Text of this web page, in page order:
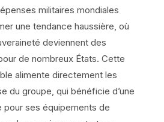
militaires mondiales
une tendance haussière, où
deviennent des
de nombreux États. Cette
alimente directement les
du groupe, qui bénéficie d’une
pour ses équipements de